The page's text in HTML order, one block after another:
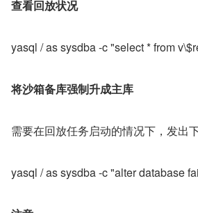
查看回放状况
yasql / as sysdba -c "select * from
将沙箱备库强制升成主库
需要在回放任务启动的情况下，发出
yasql / as sysdba -c "alter database